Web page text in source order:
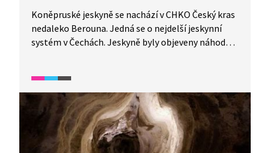
Koněpruské jeskyně se nachází v CHKO Český kras
nedaleko Berouna. Jedná se o nejdelší jeskynní
systém v Čechách. Jeskyně byly objeveny náhodou,
objeveny zvířecí a lidské kosti z období pravěku.
Vydejte se s námi na prohlídku.